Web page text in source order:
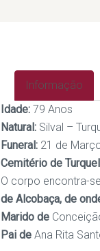
Informação
Idade: 79 Anos
Natural: Silval –
Funeral: 21 de
Cemitério de
O corpo encontra-
de Alcobaça, de
Marido de
Pai de Ana Rita